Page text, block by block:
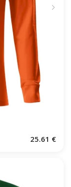
25.61 €